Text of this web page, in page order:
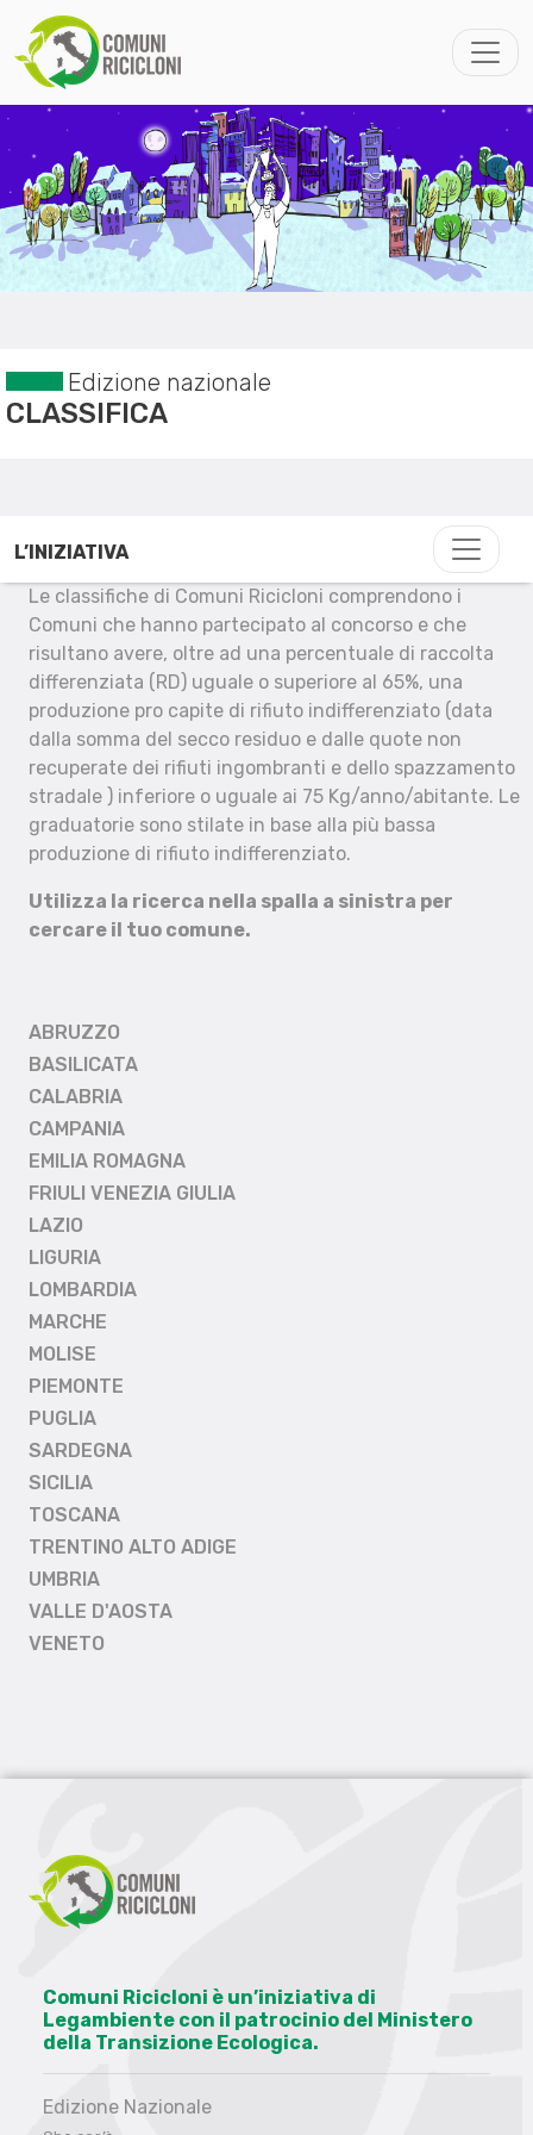
Edizione nazionale
CLASSIFICA
L’INIZIATIVA
Le classifiche di Comuni Ricicloni comprendono i
Comuni che hanno partecipato al concorso e che
risultano avere, oltre ad una percentuale di raccolta
differenziata (RD) uguale o superiore al 65%, una
produzione pro capite di rifiuto indifferenziato (data
dalla somma del secco residuo e dalle quote non
recuperate dei rifiuti ingombranti e dello spazzamento
stradale ) inferiore o uguale ai 75 Kg/anno/abitante. Le
graduatorie sono stilate in base alla più bassa
produzione di rifiuto indifferenziato.
Utilizza la ricerca nella spalla a sinistra per
cercare il tuo comune.
ABRUZZO
BASILICATA
CALABRIA
CAMPANIA
EMILIA ROMAGNA
FRIULI VENEZIA GIULIA
LAZIO
LIGURIA
LOMBARDIA
MARCHE
MOLISE
PIEMONTE
PUGLIA
SARDEGNA
SICILIA
TOSCANA
TRENTINO ALTO ADIGE
UMBRIA
VALLE D'AOSTA
VENETO
Comuni Ricicloni è un’iniziativa di
Legambiente con il patrocinio del Ministero
della Transizione Ecologica.
Edizione Nazionale